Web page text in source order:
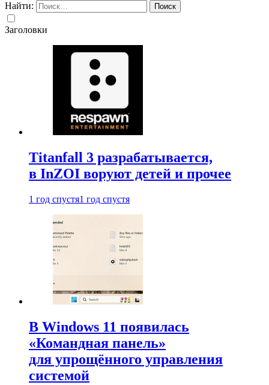
Найти:
Заголовки
Titanfall 3 разрабатывается,
в InZOI воруют детей и прочее
1 год спустя1 год спустя
В Windows 11 появилась
«Командная панель»
для упрощённого управления
системой